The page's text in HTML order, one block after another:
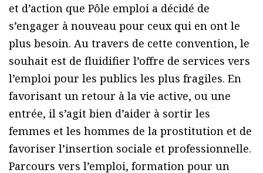
et d’action que Pôle emploi a décidé de
s’engager à nouveau pour ceux qui en ont le
plus besoin. Au travers de cette convention, le
souhait est de fluidifier l’offre de services vers
l’emploi pour les publics les plus fragiles. En
favorisant un retour à la vie active, ou une
entrée, il s’agit bien d’aider à sortir les
femmes et les hommes de la prostitution et de
favoriser l’insertion sociale et professionnelle.
Parcours vers l’emploi, formation pour un